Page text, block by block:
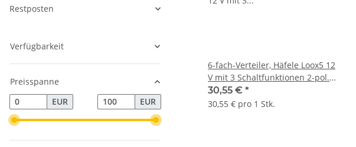
6-fach-Verteiler, Häfele Loox5 12
V mit 3 Schaltfunktionen 2-pol.
(monochrom)
30,55 € *
30,55 € pro 1 Stk.
Restposten
Verfügbarkeit
Preisspanne
EUR
EUR